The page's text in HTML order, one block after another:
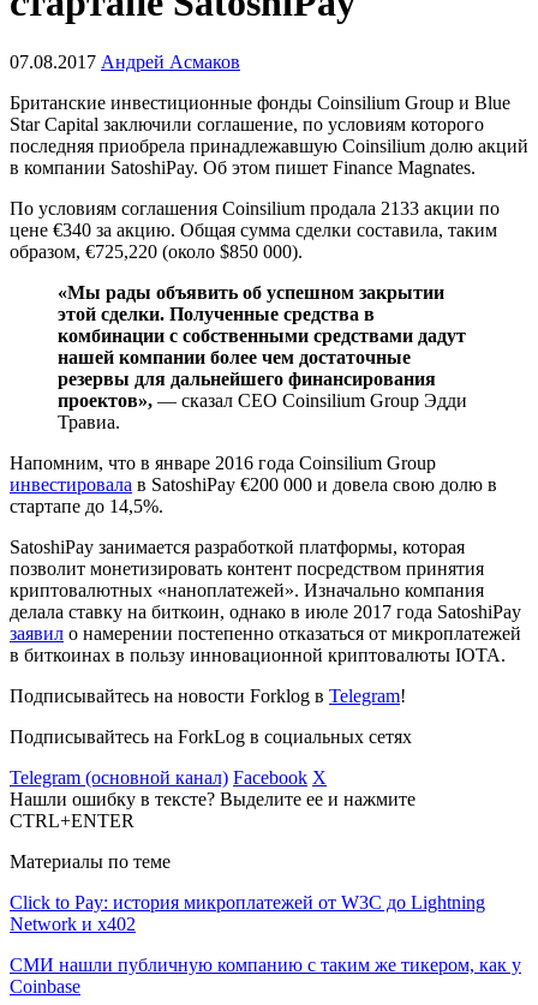
07.08.2017 Андрей Асмаков
Британские инвестиционные фонды Coinsilium Group и Blue
Star Capital заключили соглашение, по условиям которого
последняя приобрела принадлежавшую Coinsilium долю акций
в компании SatoshiPay. Об этом пишет Finance Magnates.
По условиям соглашения Coinsilium продала 2133 акции по
цене €340 за акцию. Общая сумма сделки составила, таким
образом, €725,220 (около $850 000).
«Мы рады объявить об успешном закрытии
этой сделки. Полученные средства в
комбинации с собственными средствами дадут
нашей компании более чем достаточные
резервы для дальнейшего финансирования
проектов», — сказал CEO Coinsilium Group Эдди
Травиа.
Напомним, что в январе 2016 года Coinsilium Group
инвестировала в SatoshiPay €200 000 и довела свою долю в
стартапе до 14,5%.
SatoshiPay занимается разработкой платформы, которая
позволит монетизировать контент посредством принятия
криптовалютных «наноплатежей». Изначально компания
делала ставку на биткоин, однако в июле 2017 года SatoshiPay
заявил о намерении постепенно отказаться от микроплатежей
в биткоинах в пользу инновационной криптовалюты IOTA.
Подписывайтесь на новости Forklog в Telegram!
Подписывайтесь на ForkLog в социальных сетях
Telegram (основной канал) Facebook X
Нашли ошибку в тексте? Выделите ее и нажмите
CTRL+ENTER
Материалы по теме
Click to Pay: история микроплатежей от W3C до Lightning
Network и x402
СМИ нашли публичную компанию с таким же тикером, как у
Coinbase